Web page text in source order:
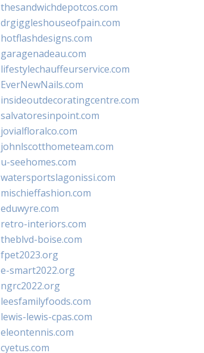
thesandwichdepotcos.com
drgiggleshouseofpain.com
hotflashdesigns.com
garagenadeau.com
lifestylechauffeurservice.com
EverNewNails.com
insideoutdecoratingcentre.com
salvatoresinpoint.com
jovialfloralco.com
johnlscotthometeam.com
u-seehomes.com
watersportslagonissi.com
mischieffashion.com
eduwyre.com
retro-interiors.com
theblvd-boise.com
fpet2023.org
e-smart2022.org
ngrc2022.org
leesfamilyfoods.com
lewis-lewis-cpas.com
eleontennis.com
cyetus.com